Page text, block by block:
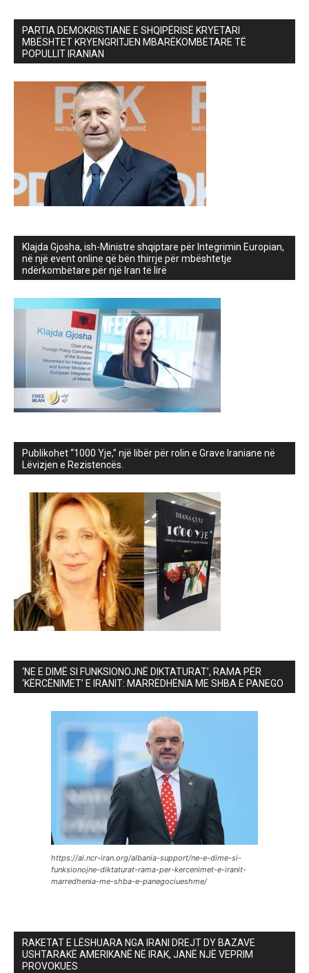
PARTIA DEMOKRISTIANE E SHQIPËRISË KRYETARI
MBËSHTET KRYENGRITJEN MBARËKOMBËTARE TË
POPULLIT IRANIAN
Klajda Gjosha, ish-Ministre shqiptare për Integrimin Europian,
në një event online që bën thirrje për mbështetje
ndërkombëtare për një Iran të lirë
Publikohet “1000 Yje,” një libër për rolin e Grave Iraniane në
Lëvizjen e Rezistencës.
‘NE E DIMË SI FUNKSIONOJNË DIKTATURAT’, RAMA PËR
‘KËRCËNIMET’ E IRANIT: MARRËDHËNIA ME SHBA E PANEGO
https://al.ncr-iran.org/albania-support/ne-e-dime-si-
funksionojne-diktaturat-rama-per-kercenimet-e-iranit-
marredhenia-me-shba-e-panegociueshme/
RAKETAT E LËSHUARA NGA IRANI DREJT DY BAZAVE
USHTARAKË AMERIKANË NË IRAK, JANË NJË VEPRIM
PROVOKUES